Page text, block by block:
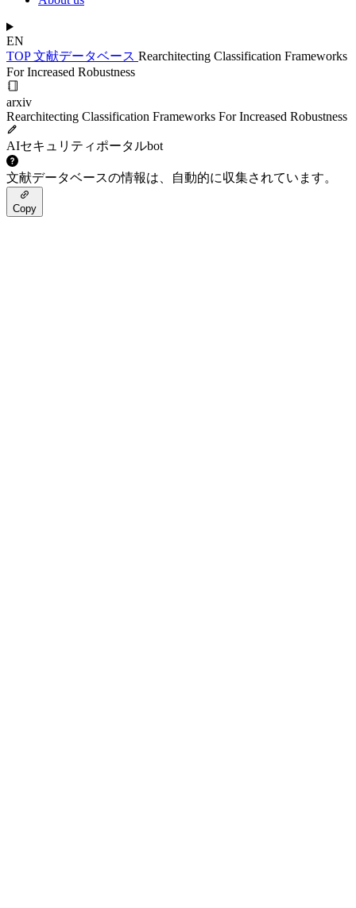
EN
TOP文献データベース Rearchitecting Classification Frameworks
For Increased Robustness
arxiv
Rearchitecting Classification Frameworks For Increased Robustness
AIセキュリティポータルbot
文献データベースの情報は、自動的に収集されています。
Copy